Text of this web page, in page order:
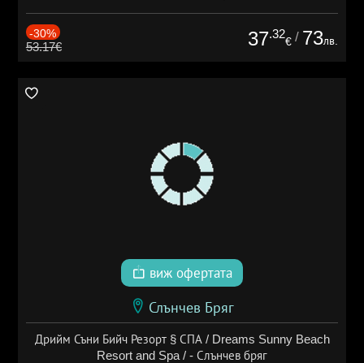
-30%
53.17€ 37.32
€ / 73лв.
виж офертата
Слънчев Бряг
Дрийм Съни Бийч Резорт § СПА / Dreams Sunny Beach
Resort and Spa / - Слънчев бряг